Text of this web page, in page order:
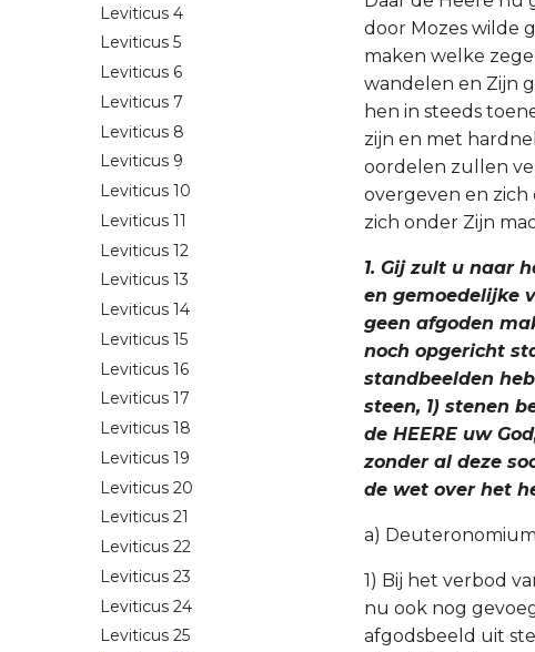
Leviticus 4
Leviticus 5
Leviticus 6
Leviticus 7
Leviticus 8
Leviticus 9
Leviticus 10
Leviticus 11
Leviticus 12
Leviticus 13
Leviticus 14
Leviticus 15
Leviticus 16
Leviticus 17
Leviticus 18
Leviticus 19
Leviticus 20
Leviticus 21
Leviticus 22
Leviticus 23
Leviticus 24
Leviticus 25
door Mozes wilde
maken welke
wandelen en Zijn
hen in steeds
zijn en met
oordelen zullen
overgeven en
zich onder Zijn
1. Gij zult u naar
en gemoedelijke
geen afgoden
noch opgericht
standbeelden
steen, 1) stenen
de HEERE uw
zonder al deze
de wet over het
a) Deuteronomium.
1) Bij het verbod
nu ook nog
afgodsbeeld uit